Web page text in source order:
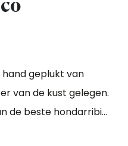
geplukt van
van de kust gelegen.
de beste hondarribi
rekening houdend